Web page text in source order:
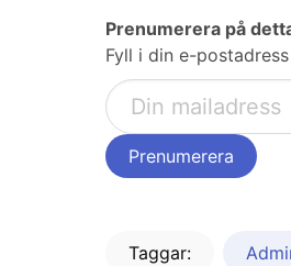
Prenumerera på
Fyll i din e-
Taggar: